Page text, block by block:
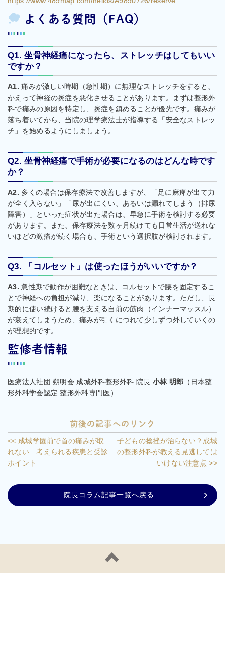
よくある質問（FAQ）
Q1. 坐骨神経痛になったら、ストレッチはしてもいい
ですか？
A1. 痛みが激しい時期（急性期）に無理なストレッチをすると、
かえって神経の炎症を悪化させることがあります。まずは整形外
科で痛みの原因を特定し、炎症を鎮めることが優先です。痛みが
落ち着いてから、当院の理学療法士が指導する「安全なストレッ
チ」を始めるようにしましょう。
Q2. 坐骨神経痛で手術が必要になるのはどんな時です
か？
A2. 多くの場合は保存療法で改善しますが、「足に麻痺が出て力
が全く入らない」「尿が出にくい、あるいは漏れてしまう（排尿
障害）」といった症状が出た場合は、早急に手術を検討する必要
があります。また、保存療法を数ヶ月続けても日常生活が送れな
いほどの激痛が続く場合も、手術という選択肢が検討されます。
Q3. 「コルセット」は使ったほうがいいですか？
A3. 急性期で動作が困難なときは、コルセットで腰を固定するこ
とで神経への負担が減り、楽になることがあります。ただし、長
期的に使い続けると腰を支える自前の筋肉（インナーマッスル）
が衰えてしまうため、痛みが引くにつれて少しずつ外していくの
が理想的です。
監修者情報
医療法人社団 朔明会 成城外科整形外科 院長 小林 明郎 （日本整
形外科学会認定 整形外科専門医）
前後の記事へのリンク
<< 成城学園前で首の痛みが取
れない…考えられる疾患と受診
ポイント
子どもの捻挫が治らない？成城
の整形外科が教える見逃しては
いけない注意点 >>
院長コラム記事一覧へ戻る